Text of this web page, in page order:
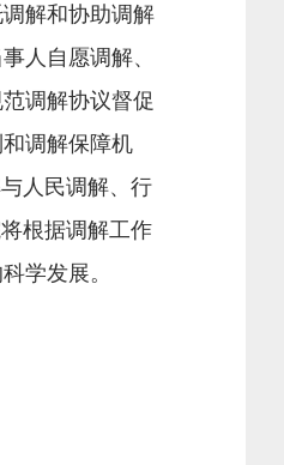
解和协助调解
人自愿调解、
调解协议督促
调解保障机
人民调解、行
根据调解工作
学发展。